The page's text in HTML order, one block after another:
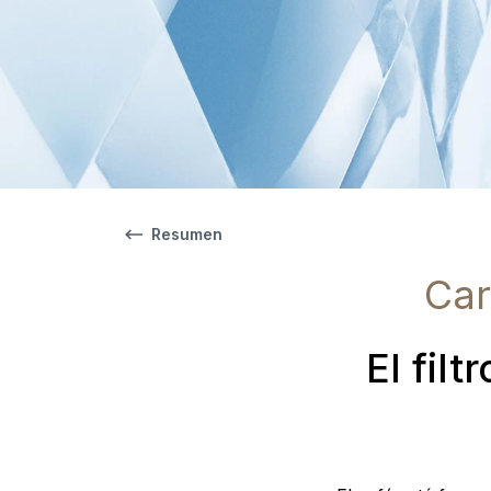
Resumen
El